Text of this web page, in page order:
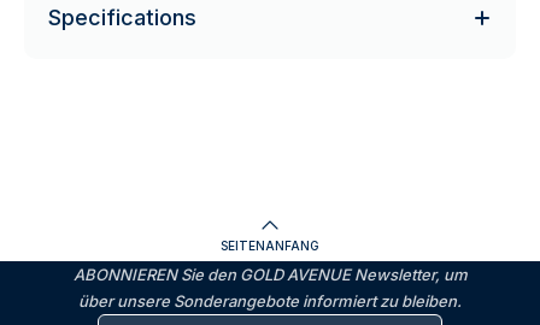
Specifications
SEITENANFANG
ABONNIEREN Sie den GOLD AVENUE Newsletter, um
über unsere Sonderangebote informiert zu bleiben.